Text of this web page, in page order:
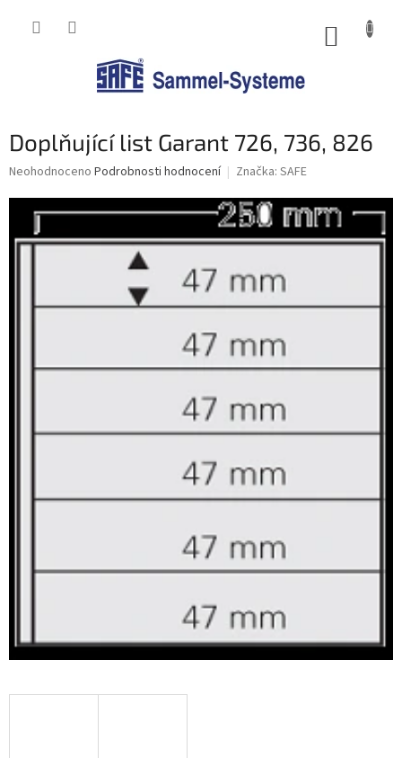
Doplňující list Garant 726, 736, 826
Průměrné
0,0
Neohodnoceno Podrobnosti hodnocení Značka: SAFE